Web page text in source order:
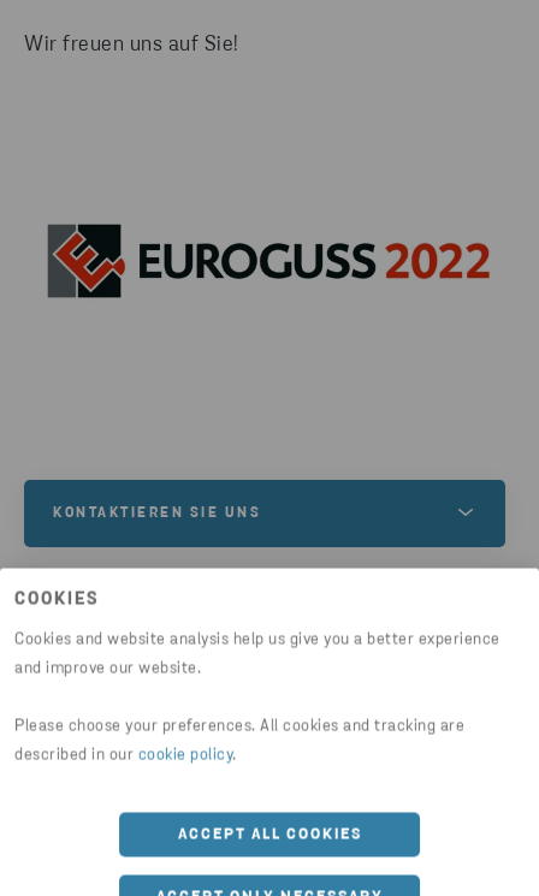
COOKIES
Cookies and website analysis help us give you a better experience
and improve our website.
Please choose your preferences. All cookies and tracking are
described in our cookie policy.
ACCEPT ALL COOKIES
Wir freuen uns auf Sie!
KONTAKTIEREN SIE UNS
Informationen zu Eigenschaften, Anwendungen
und Unterstützung. Kontaktieren Sie uns jetzt, um
Ihren Aluminiumbedarf zu besprechen.
NEHMEN SIE KONTAKT AUF
Artikel teilen
HTTPS://WWW.STENAALUMINIUM.COM/DE/